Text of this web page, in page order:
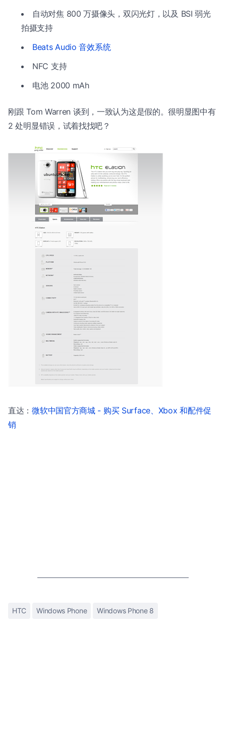
自动对焦 800 万摄像头，双闪光灯，以及 BSI 弱光
拍摄支持
Beats Audio 音效系统
NFC 支持
电池 2000 mAh
刚跟 Tom Warren 谈到，一致认为这是假的。很明显图中有
2 处明显错误，试着找找吧？
直达：微软中国官方商城 - 购买 Surface、Xbox 和配件促
销
HTC Windows Phone Windows Phone 8